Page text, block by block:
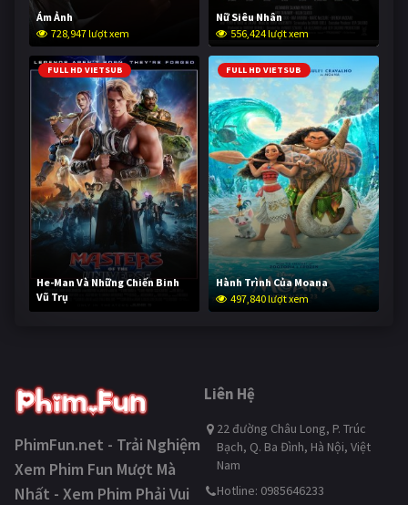
Ám Ảnh
728,947 lượt xem
Nữ Siêu Nhân
556,424 lượt xem
FULL HD VIETSUB
He-Man Và Những Chiến Binh
Vũ Trụ
247,272 lượt xem
FULL HD VIETSUB
Hành Trình Của Moana
497,840 lượt xem
PhimFun.net - Trải Nghiệm
Xem Phim Fun Mượt Mà
Nhất - Xem Phim Phải Vui
Liên Hệ
22 đường Châu Long, P. Trúc
Bạch, Q. Ba Đình, Hà Nội, Việt
Nam
Hotline: 0985646233